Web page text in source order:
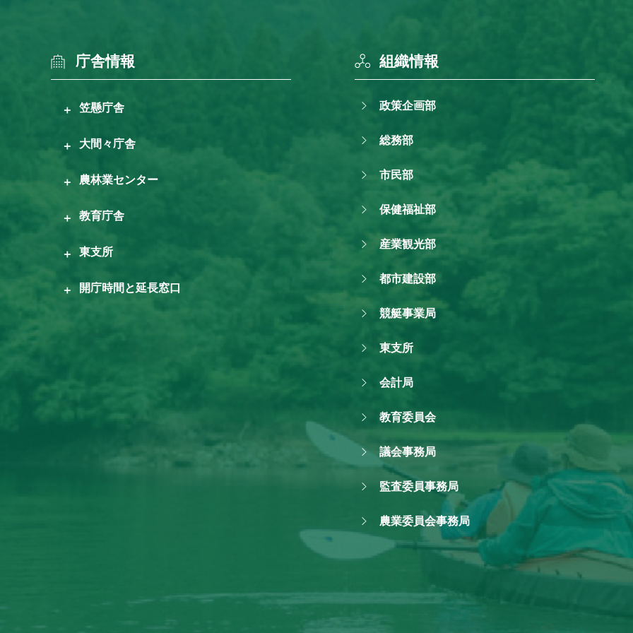
庁舎情報
笠懸庁舎
大間々庁舎
農林業センター
教育庁舎
東支所
開庁時間と延長窓口
組織情報
政策企画部
総務部
市民部
保健福祉部
産業観光部
都市建設部
競艇事業局
東支所
会計局
教育委員会
議会事務局
監査委員事務局
農業委員会事務局